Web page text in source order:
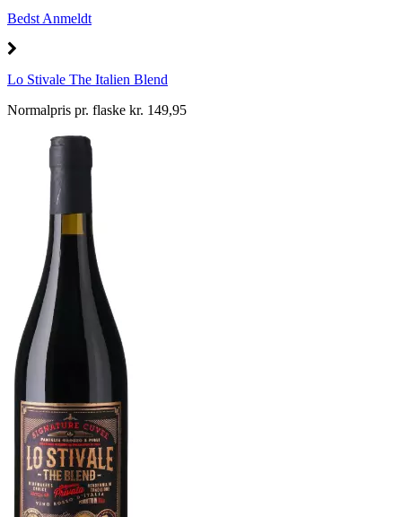
Bedst Anmeldt
Lo Stivale The Italien Blend
Normalpris pr. flaske kr. 149,95